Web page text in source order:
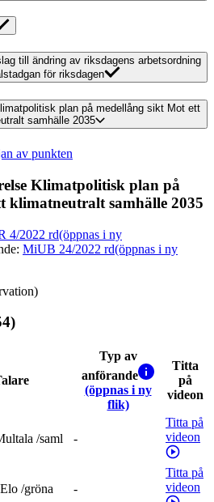
till ändring av riksdagens arbetsordning
för riksdagen
plan på medellång sikt Mot ett
samhälle 2035
av punkten
Klimatpolitisk plan på
klimatneutralt samhälle 2035
4/2022 rd(öppnas i ny
: MiUB 24/2022 rd(öppnas i ny
Typ av
anförande
(öppnas i ny
flik)
Titta
på
videon
/saml -
Titta på
videon
Elo /gröna -
Titta på
videon